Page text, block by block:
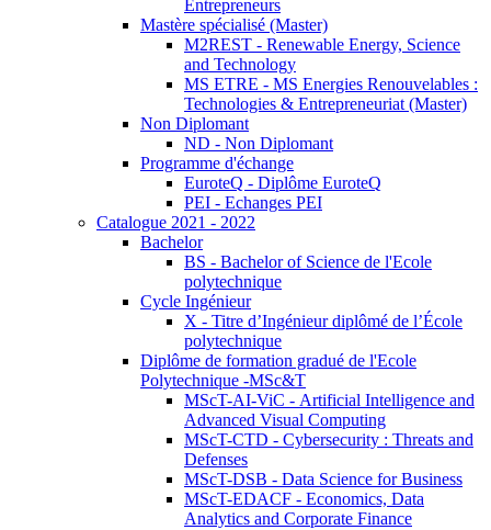
Entrepreneurs
Mastère spécialisé (Master)
M2REST - Renewable Energy, Science
and Technology
MS ETRE - MS Energies Renouvelables :
Technologies & Entrepreneuriat (Master)
Non Diplomant
ND - Non Diplomant
Programme d'échange
EuroteQ - Diplôme EuroteQ
PEI - Echanges PEI
Catalogue 2021 - 2022
Bachelor
BS - Bachelor of Science de l'Ecole
polytechnique
Cycle Ingénieur
X - Titre d’Ingénieur diplômé de l’École
polytechnique
Diplôme de formation gradué de l'Ecole
Polytechnique -MSc&T
MScT-AI-ViC - Artificial Intelligence and
Advanced Visual Computing
MScT-CTD - Cybersecurity : Threats and
Defenses
MScT-DSB - Data Science for Business
MScT-EDACF - Economics, Data
Analytics and Corporate Finance